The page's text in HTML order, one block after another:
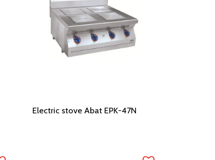
Electric stove Abat EPK-47N